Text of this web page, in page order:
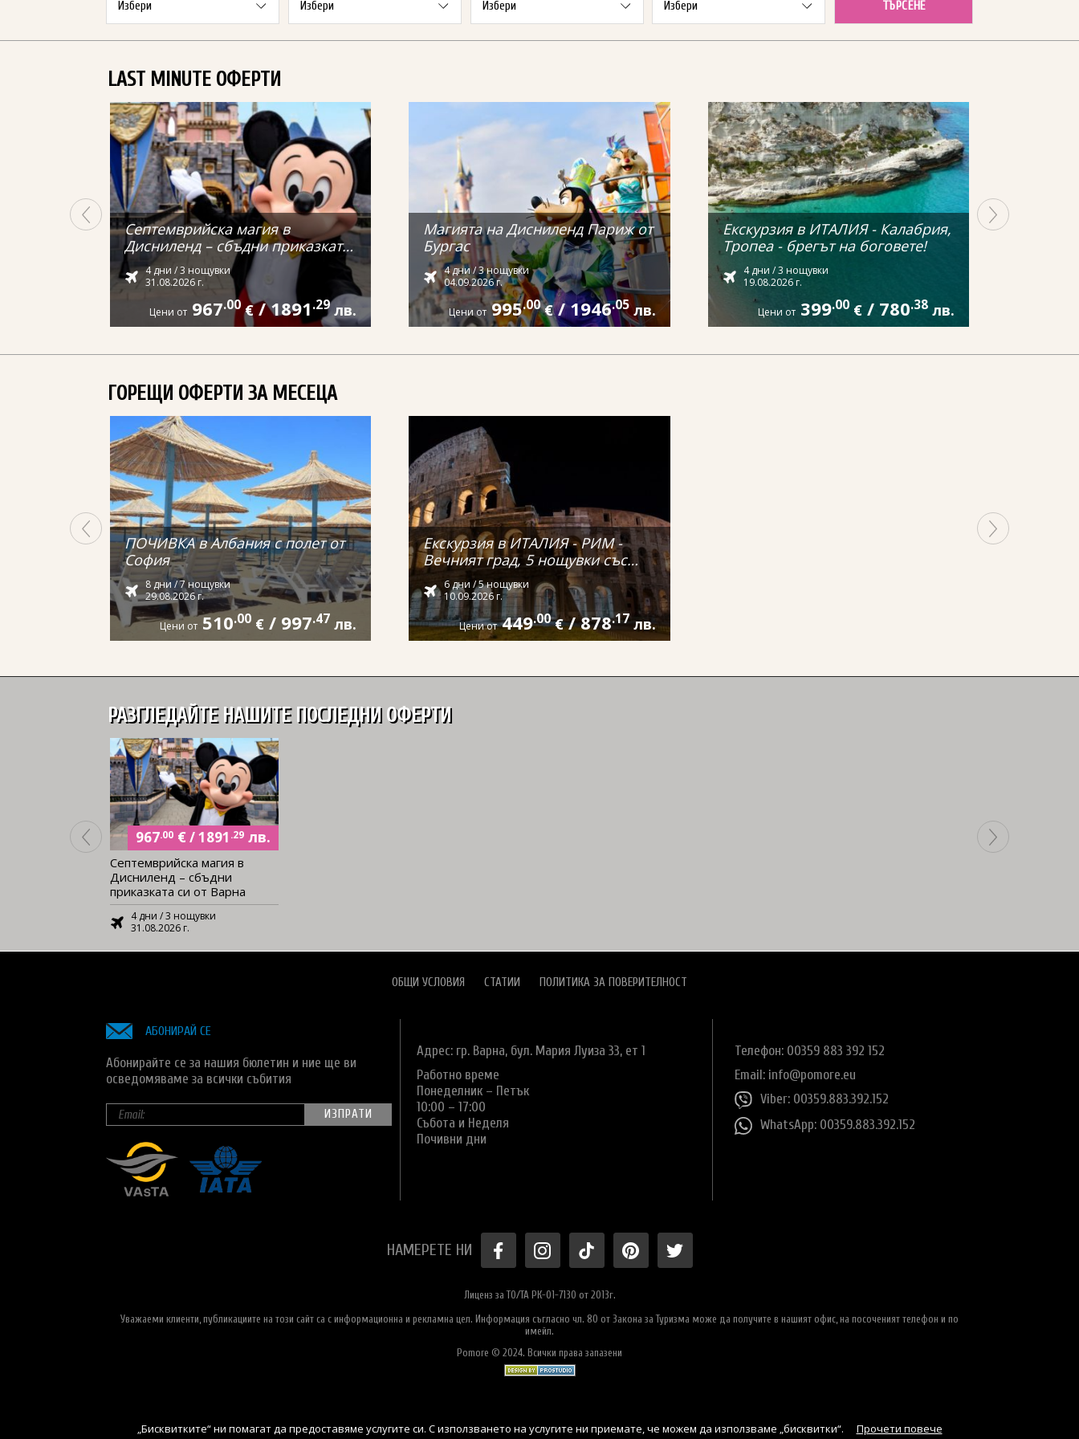
ТЪРСЕНЕ
LAST MINUTE ОФЕРТИ
Септемврийска магия в
Дисниленд – сбъдни приказката
си от Варна4 дни / 3 нощувки
31.08.2026 г.
Цени от 967.00 € / 1891.29 лв.
Магията на Дисниленд Париж от
Бургас
4 дни / 3 нощувки
04.09.2026 г.
Цени от 995.00 € / 1946.05 лв.
Екскурзия в ИТАЛИЯ - Калабрия,
Тропеа - брегът на боговете!
4 дни / 3 нощувки
19.08.2026 г.
Цени от 399.00 € / 780.38 лв.
ГОРЕЩИ ОФЕРТИ ЗА МЕСЕЦА
ПОЧИВКА в Албания с полет от
София
8 дни / 7 нощувки
29.08.2026 г.
Цени от 510.00 € / 997.47 лв.
Екскурзия в ИТАЛИЯ - РИМ -
Вечният град, 5 нощувки със
самолет и обслужване на
български език! С директен
полет от ВАРНА!
6 дни / 5 нощувки
10.09.2026 г.
Цени от 449.00 € / 878.17 лв.
РАЗГЛЕДАЙТЕ НАШИТЕ ПОСЛЕДНИ ОФЕРТИ
967.00 €/1891 .29 лв.
Септемврийска магия в
Дисниленд – сбъдни
приказката си от Варна
4 дни / 3 нощувки
31.08.2026 г.
ОБЩИ УСЛОВИЯ СТАТИИ ПОЛИТИКА ЗА ПОВЕРИТЕЛНОСТ
АБОНИРАЙ СЕ
Абонирайте се за нашия бюлетин и ние ще ви
осведомяваме за всички събития
Адрес: гр. Варна, бул. Мария Луиза 33, ет 1
Работно време
Понеделник – Петък
10:00 – 17:00
Събота и Неделя
Почивни дни
Телефон: 00359 883 392 152
Email: info@pomore.eu
Viber: 00359.883.392.152
WhatsApp: 00359.883.392.152
НАМЕРЕТЕ НИ
Лиценз за ТО/ТА РК-01-7130 от 2013г.
Уважаеми клиенти, публикациите на този сайт са с информационна и рекламна цел. Информация съгласно чл. 80 от Закона за Туризма може да получите в нашият офис, на посоченият телефон и по
имейл.
Pomore © 2024. Всички права запазени
„Бисквитките“ ни помагат да предоставяме услугите си. С използването на услугите ни приемате, че можем да използваме „бисквитки“. Прочети повече